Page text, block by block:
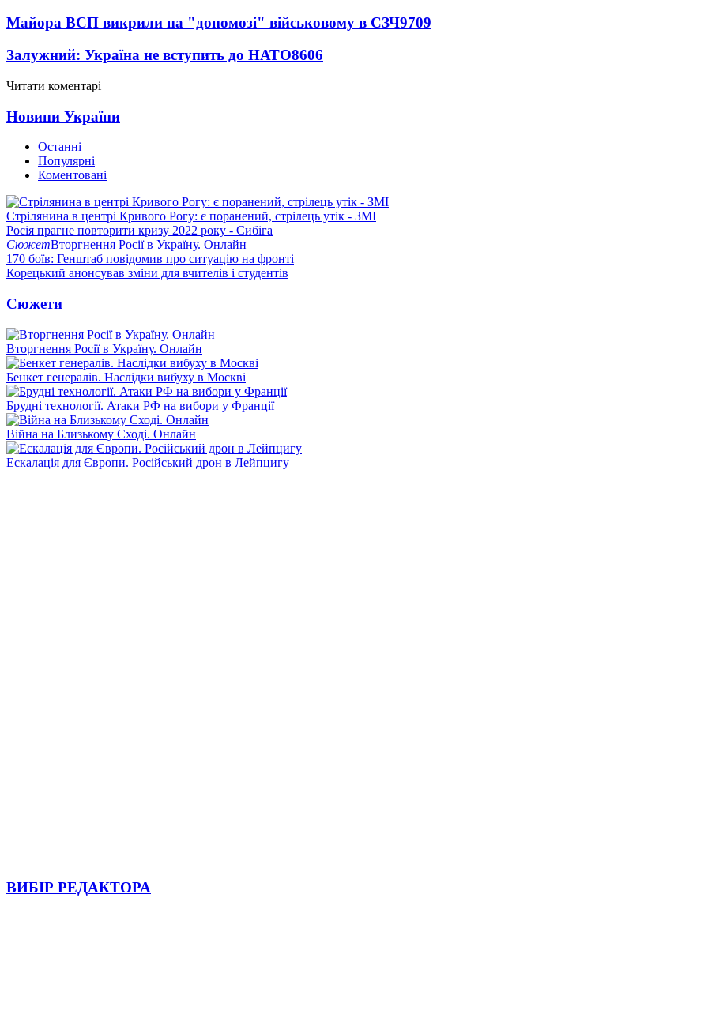
Майора ВСП викрили на "допомозі" військовому в СЗЧ9709
Залужний: Україна не вступить до НАТО8606
Читати коментарі
Новини України
Останні
Популярні
Коментовані
Стрілянина в центрі Кривого Рогу: є поранений, стрілець утік - ЗМІ
Росія прагне повторити кризу 2022 року - Сибіга
СюжетВторгнення Росії в Україну. Онлайн
170 боїв: Генштаб повідомив про ситуацію на фронті
Корецький анонсував зміни для вчителів і студентів
Сюжети
Вторгнення Росії в Україну. Онлайн
Бенкет генералів. Наслідки вибуху в Москві
Брудні технології. Атаки РФ на вибори у Франції
Війна на Близькому Сході. Онлайн
Ескалація для Європи. Російський дрон в Лейпцигу
ВИБІР РЕДАКТОРА